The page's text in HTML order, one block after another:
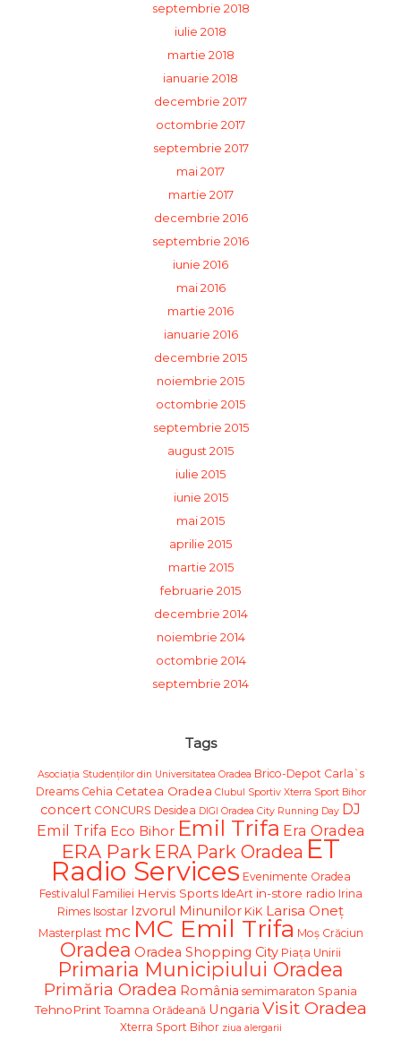
septembrie 2018
iulie 2018
martie 2018
ianuarie 2018
decembrie 2017
octombrie 2017
septembrie 2017
mai 2017
martie 2017
decembrie 2016
septembrie 2016
iunie 2016
mai 2016
martie 2016
ianuarie 2016
decembrie 2015
noiembrie 2015
octombrie 2015
septembrie 2015
august 2015
iulie 2015
iunie 2015
mai 2015
aprilie 2015
martie 2015
februarie 2015
decembrie 2014
noiembrie 2014
octombrie 2014
septembrie 2014
Tags
Asociația Studenților din Universitatea Oradea Brico-Depot Carla`s
Dreams Cehia Cetatea Oradea Clubul Sportiv Xterra Sport Bihor
concert CONCURS Desidea DIGI Oradea City Running Day DJ
Emil Trifa Eco Bihor Emil Trifa Era Oradea
ERA Park ERA Park Oradea ET
Radio Services Evenimente Oradea
Festivalul Familiei Hervis Sports IdeArt in-store radio Irina
Rimes Isostar Izvorul Minunilor KiK Larisa Oneț
Masterplast mc MC Emil Trifa Moş Crăciun
Oradea Oradea Shopping City Piața Unirii
Primaria Municipiului Oradea
Primăria Oradea România semimaraton Spania
TehnoPrint Toamna Orădeană Ungaria Visit Oradea
Xterra Sport Bihor ziua alergarii